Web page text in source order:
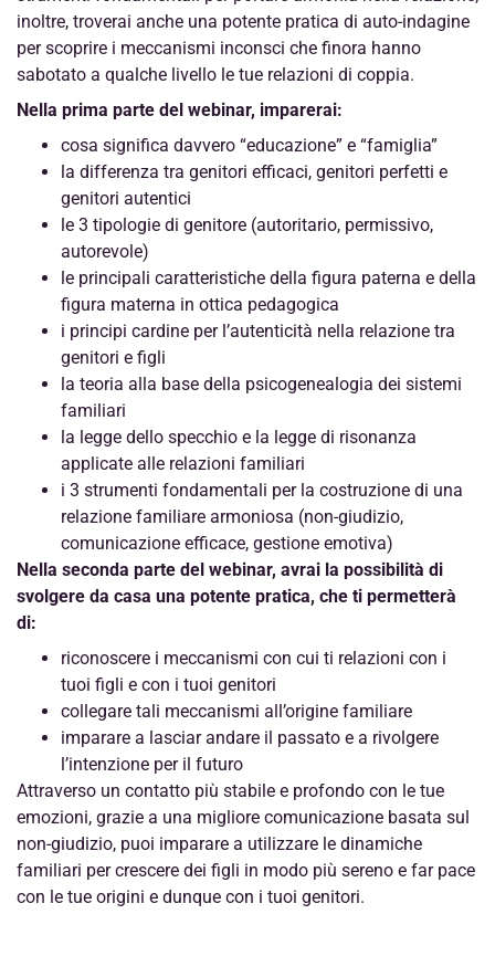
inoltre, troverai anche una potente pratica di auto-indagine
per scoprire i meccanismi inconsci che finora hanno
sabotato a qualche livello le tue relazioni di coppia.
Nella prima parte del webinar, imparerai:
cosa significa davvero “educazione” e “famiglia”
la differenza tra genitori efficaci, genitori perfetti e
genitori autentici
le 3 tipologie di genitore (autoritario, permissivo,
autorevole)
le principali caratteristiche della figura paterna e della
figura materna in ottica pedagogica
i principi cardine per l’autenticità nella relazione tra
genitori e figli
la teoria alla base della psicogenealogia dei sistemi
familiari
la legge dello specchio e la legge di risonanza
applicate alle relazioni familiari
i 3 strumenti fondamentali per la costruzione di una
relazione familiare armoniosa (non-giudizio,
comunicazione efficace, gestione emotiva)
Nella seconda parte del webinar, avrai la possibilità di
svolgere da casa una potente pratica, che ti permetterà
di:
riconoscere i meccanismi con cui ti relazioni con i
tuoi figli e con i tuoi genitori
collegare tali meccanismi all’origine familiare
imparare a lasciar andare il passato e a rivolgere
l’intenzione per il futuro
Attraverso un contatto più stabile e profondo con le tue
emozioni, grazie a una migliore comunicazione basata sul
non-giudizio, puoi imparare a utilizzare le dinamiche
familiari per crescere dei figli in modo più sereno e far pace
con le tue origini e dunque con i tuoi genitori.